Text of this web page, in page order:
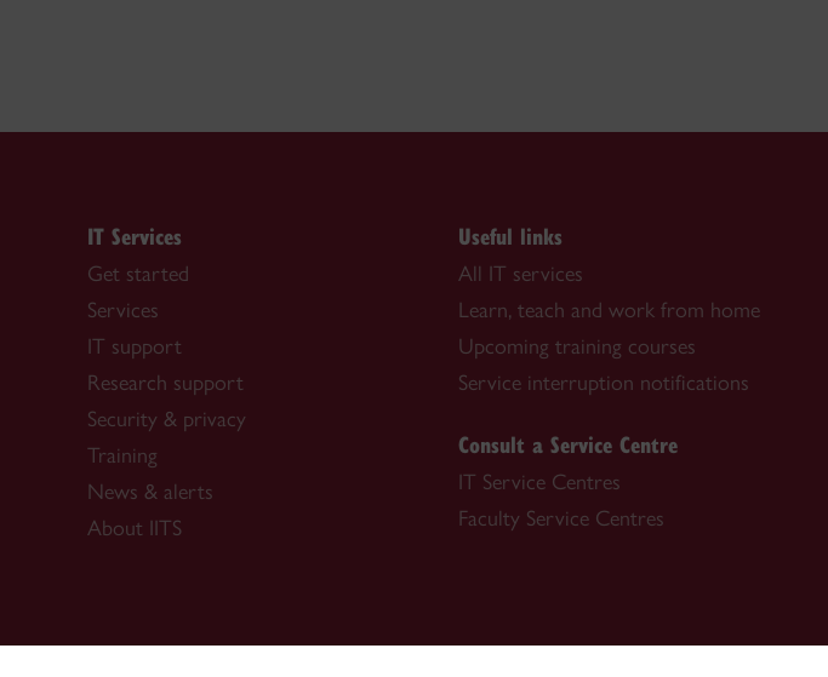
IT Services
Get started
Services
IT support
Research support
Security & privacy
Training
News & alerts
About IITS
Useful links
All IT services
Learn, teach and work from home
Upcoming training courses
Service interruption notifications
Consult a Service Centre
IT Service Centres
Faculty Service Centres